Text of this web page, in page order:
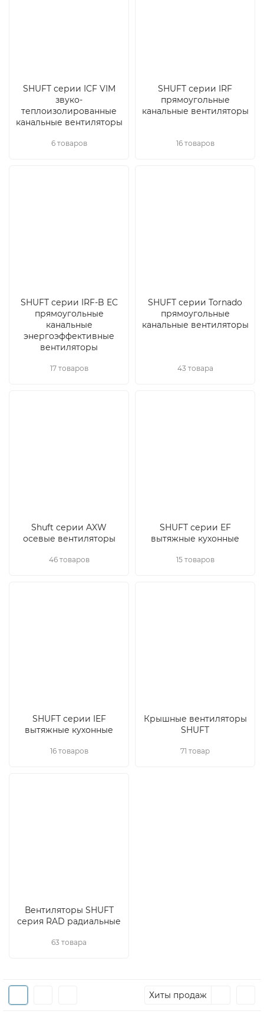
SHUFT серии ICF VIM
звуко-
теплоизолированные
канальные вентиляторы
6 товаров
SHUFT серии IRF
прямоугольные
канальные вентиляторы
16 товаров
SHUFT серии IRF-B EC
прямоугольные
канальные
энергоэффективные
вентиляторы
17 товаров
SHUFT серии Tornado
прямоугольные
канальные вентиляторы
43 товара
Shuft серии AXW
осевые вентиляторы
46 товаров
SHUFT серии EF
вытяжные кухонные
15 товаров
SHUFT серии IEF
вытяжные кухонные
16 товаров
Крышные вентиляторы
SHUFT
71 товар
Вентиляторы SHUFT
серия RAD радиальные
63 товара
Хиты продаж